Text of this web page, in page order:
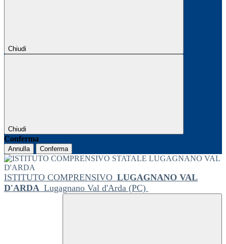
Chiudi
Chiudi
Conferma
Annulla Conferma
ISTITUTO COMPRENSIVO LUGAGNANO VAL
D'ARDA Lugagnano Val d'Arda (PC)